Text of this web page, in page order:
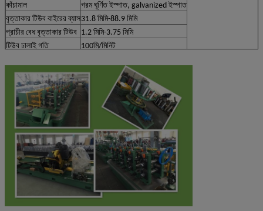
কাঁচামাল
গরম ঘূর্ণিত ইস্পাত, galvanized ইস্পাত
বৃত্তাকার টিউব বাইরের ব্যাস31.8 মিমি-88.9 মিমি
প্রাচীর বেধ বৃত্তাকার টিউব 1.2 মিমি-3.75 মিমি
টিউব ঢালাই গতি
100মি/মিনিট